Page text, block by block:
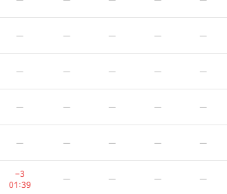
— — — — —
— — — — —
— — — — —
— — — — —
−3
01:39
— — — —
/1469 121/294 /155 /45 125
—